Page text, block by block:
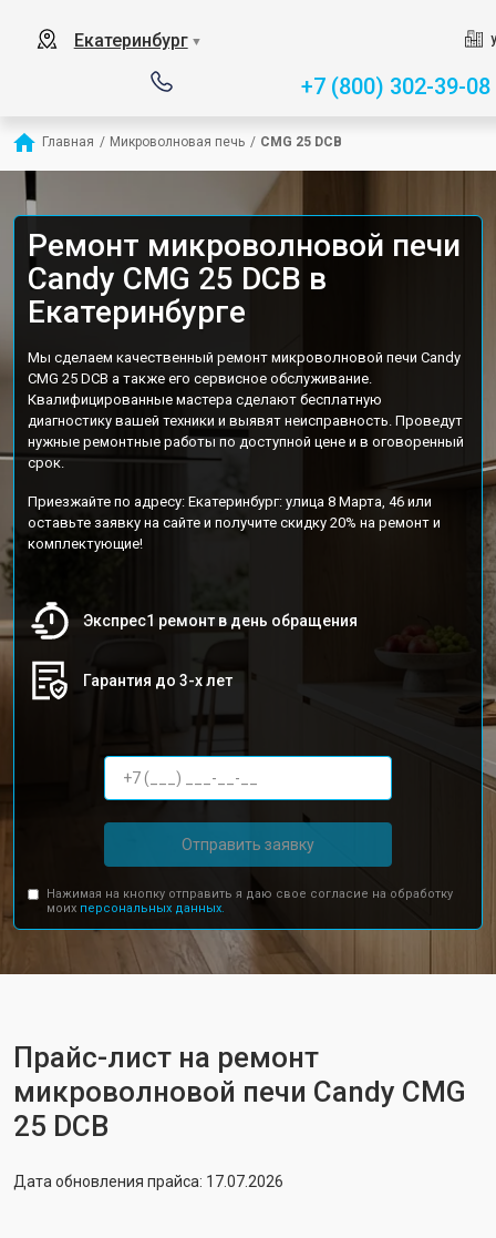
Екатеринбург ▼
+7 (800) 302-39-08
Главная / Микроволновая печь / CMG 25 DCB
Ремонт микроволновой печи
Candy CMG 25 DCB в
Екатеринбурге
Мы сделаем качественный ремонт микроволновой печи Candy
CMG 25 DCB а также его сервисное обслуживание.
Квалифицированные мастера сделают бесплатную
диагностику вашей техники и выявят неисправность. Проведут
нужные ремонтные работы по доступной цене и в оговоренный
срок.
Приезжайте по адресу: Екатеринбург: улица 8 Марта, 46 или
оставьте заявку на сайте и получите скидку 20% на ремонт и
комплектующие!
Экспрес1 ремонт в день обращения
Гарантия до 3-х лет
Отправить заявку
Нажимая на кнопку отправить я даю свое согласие на обработку
моих персональных данных.
Прайс-лист на ремонт
микроволновой печи Candy CMG
25 DCB
Дата обновления прайса: 17.07.2026